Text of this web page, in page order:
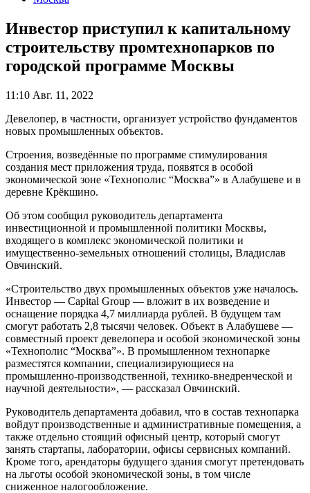
Инвестор приступил к капитальному
строительству промтехнопарков по
городской программе Москвы
11:10 Авг. 11, 2022
Девелопер, в частности, организует устройство фундаментов
новых промышленных объектов.
Строения, возведённые по программе стимулирования
создания мест приложения труда, появятся в особой
экономической зоне «Технополис “Москва”» в Алабушеве и в
деревне Крёкшино.
Об этом сообщил руководитель департамента
инвестиционной и промышленной политики Москвы,
входящего в комплекс экономической политики и
имущественно-земельных отношений столицы, Владислав
Овчинский.
«Строительство двух промышленных объектов уже началось.
Инвестор — Capital Group — вложит в их возведение и
оснащение порядка 4,7 миллиарда рублей. В будущем там
смогут работать 2,8 тысячи человек. Объект в Алабушеве —
совместный проект девелопера и особой экономической зоны
«Технополис “Москва”». В промышленном технопарке
разместятся компании, специализирующиеся на
промышленно-производственной, технико-внедренческой и
научной деятельности», — рассказал Овчинский.
Руководитель департамента добавил, что в состав технопарка
войдут производственные и административные помещения, а
также отдельно стоящий офисный центр, который смогут
занять стартапы, лаборатории, офисы сервисных компаний.
Кроме того, арендаторы будущего здания смогут претендовать
на льготы особой экономической зоны, в том числе
сниженное налогообложение.